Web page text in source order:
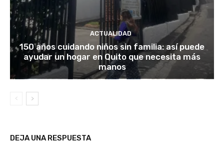
ACTUALIDAD
150 años cuidando niños sin familia: así puede
ayudar un hogar en Quito que necesita más
manos
DEJA UNA RESPUESTA